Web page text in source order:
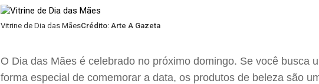
Vitrine de Dia das MãesCrédito: Arte A Gazeta
O Dia das Mães é celebrado no próximo domingo. Se você busca
forma especial de comemorar a data, os produtos de beleza são